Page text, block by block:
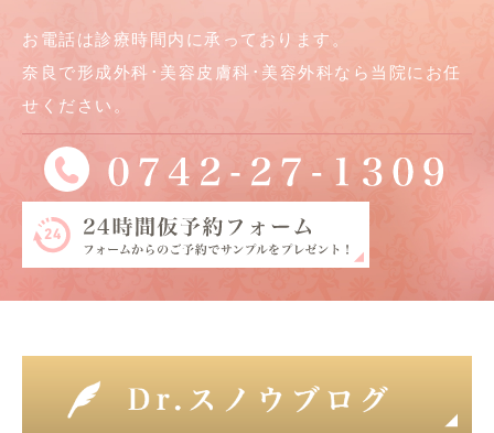
お電話は診療時間内に承っております。
奈良で形成外科･美容皮膚科･美容外科なら当院にお任
せください。